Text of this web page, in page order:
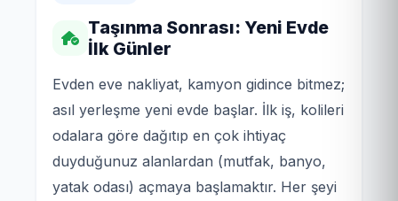
Taşınma Sonrası: Yeni Evde
İlk Günler
Evden eve nakliyat, kamyon gidince bitmez;
asıl yerleşme yeni evde başlar. İlk iş, kolileri
odalara göre dağıtıp en çok ihtiyaç
duyduğunuz alanlardan (mutfak, banyo,
yatak odası) açmaya başlamaktır. Her şeyi